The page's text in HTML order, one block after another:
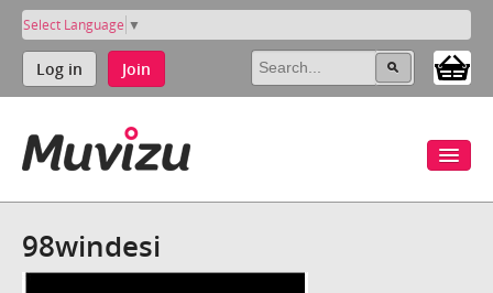
Select Language ▼
Log in Join
98windesi